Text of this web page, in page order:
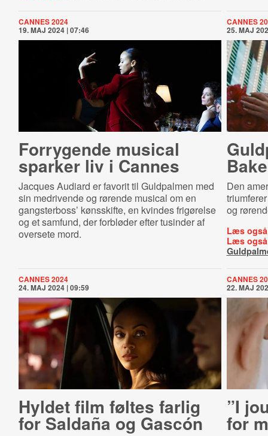
CANNES 2024
19. MAJ 2024 | 07:46
Forrygende musical
sparker liv i Cannes
Jacques Audiard er favorit til Guldpalmen med
sin medrivende og rørende musical om en
gangsterboss’ kønsskifte, en kvindes frigørelse
og et samfund, der forbløder efter tusinder af
oversete mord.
CANNES
25. MAJ
Den
og
Læs
Læs
CANNES 2024
24. MAJ 2024 | 09:59
Hyldet film føltes farlig
for Saldaña og Gascón
CANNES
22. MAJ
”I
for